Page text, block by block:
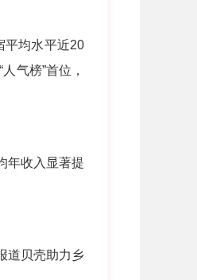
平均水平近20
气榜”首位，
年收入显著提
道贝壳助力乡